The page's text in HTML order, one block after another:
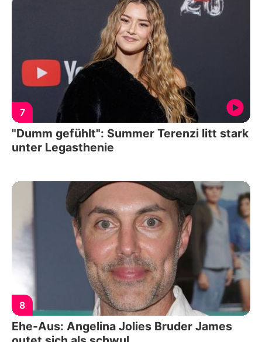
7
"Dumm gefühlt": Summer Terenzi litt stark
unter Legasthenie
8
Ehe-Aus: Angelina Jolies Bruder James